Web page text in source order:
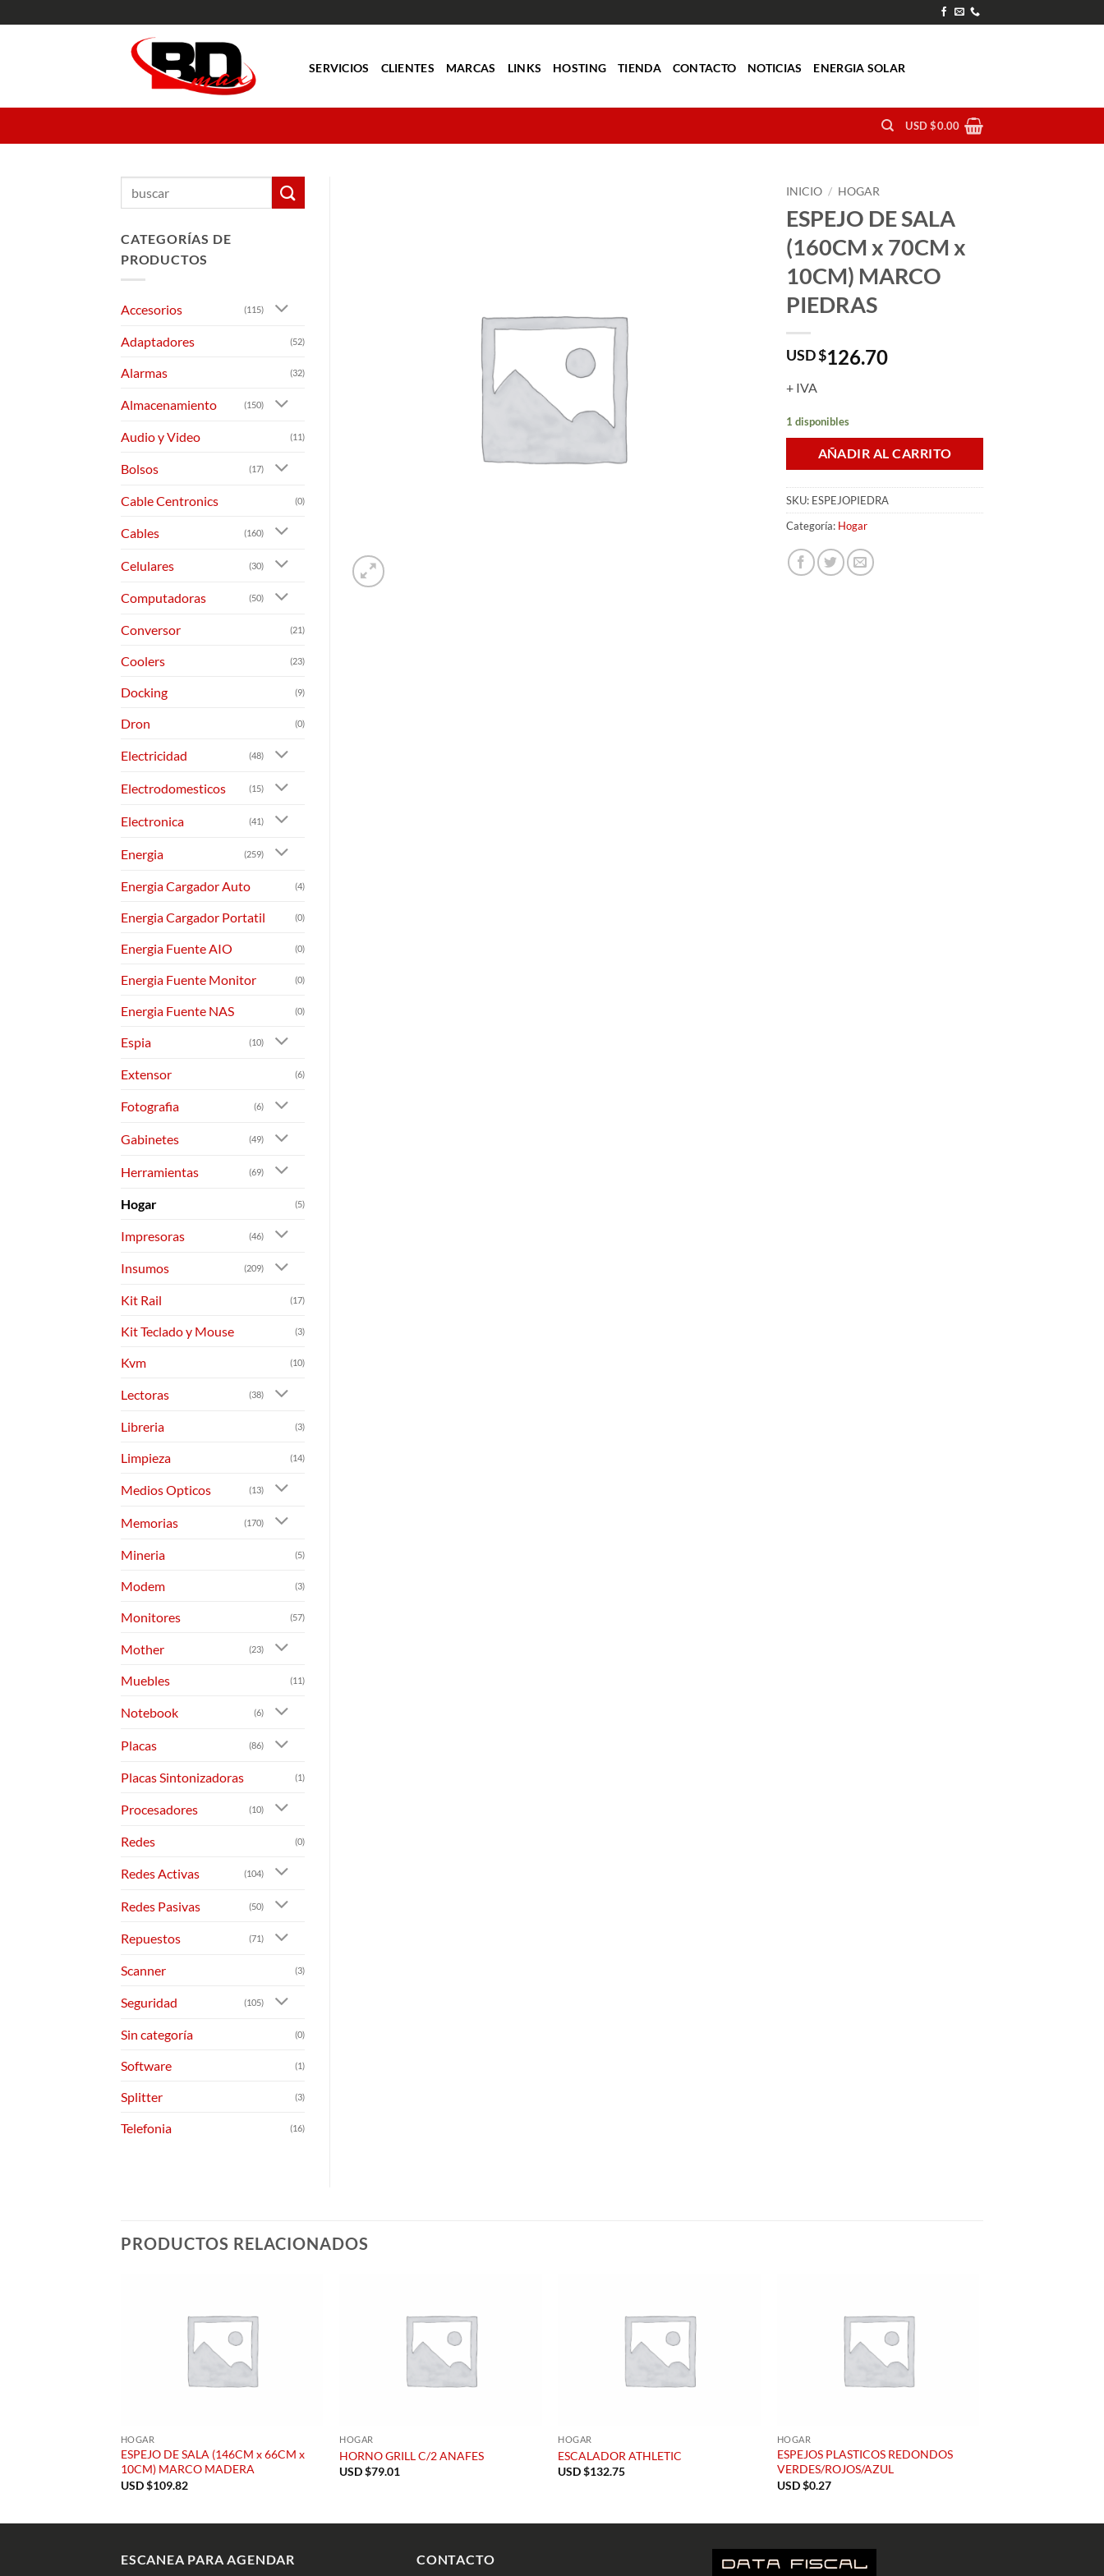
al
SERVICIOS CLIENTES MARCAS LINKS HOSTING TIENDA CONTACTO NOTICIAS ENERGIA SOLAR
USD $0.00
INICIO / HOGAR
ESPEJO DE SALA
(160CM x 70CM x
10CM) MARCO
PIEDRAS
USD $126.70
+ IVA
1 disponibles
AÑADIR AL CARRITO
SKU: ESPEJOPIEDRA
Categoría: Hogar
CATEGORÍAS DE
PRODUCTOS
Accesorios (115)
Adaptadores (52)
Alarmas (32)
Almacenamiento (150)
Audio y Video (11)
Bolsos (17)
Cable Centronics (0)
Cables (160)
Celulares (30)
Computadoras (50)
Conversor (21)
Coolers (23)
Docking (9)
Dron (0)
Electricidad (48)
Electrodomesticos (15)
Electronica (41)
Energia (259)
Energia Cargador Auto (4)
Energia Cargador Portatil (0)
Energia Fuente AIO (0)
Energia Fuente Monitor (0)
Energia Fuente NAS (0)
Espia (10)
Extensor (6)
Fotografia (6)
Gabinetes (49)
Herramientas (69)
Hogar (5)
Impresoras (46)
Insumos (209)
Kit Rail (17)
Kit Teclado y Mouse (3)
Kvm (10)
Lectoras (38)
Libreria (3)
Limpieza (14)
Medios Opticos (13)
Memorias (170)
Mineria (5)
Modem (3)
Monitores (57)
Mother (23)
Muebles (11)
Notebook (6)
Placas (86)
Placas Sintonizadoras (1)
Procesadores (10)
Redes (0)
Redes Activas (104)
Redes Pasivas (50)
Repuestos (71)
Scanner (3)
Seguridad (105)
Sin categoría (0)
Software (1)
Splitter (3)
Telefonia (16)
PRODUCTOS RELACIONADOS
HOGAR
ESPEJO DE SALA (146CM x 66CM x
10CM) MARCO MADERA
USD $109.82
HOGAR
HORNO GRILL C/2 ANAFES
USD $79.01
HOGAR
ESCALADOR ATHLETIC
USD $132.75
HOGAR
ESPEJOS PLASTICOS REDONDOS
VERDES/ROJOS/AZUL
USD $0.27
ESCANEA PARA AGENDAR CONTACTO